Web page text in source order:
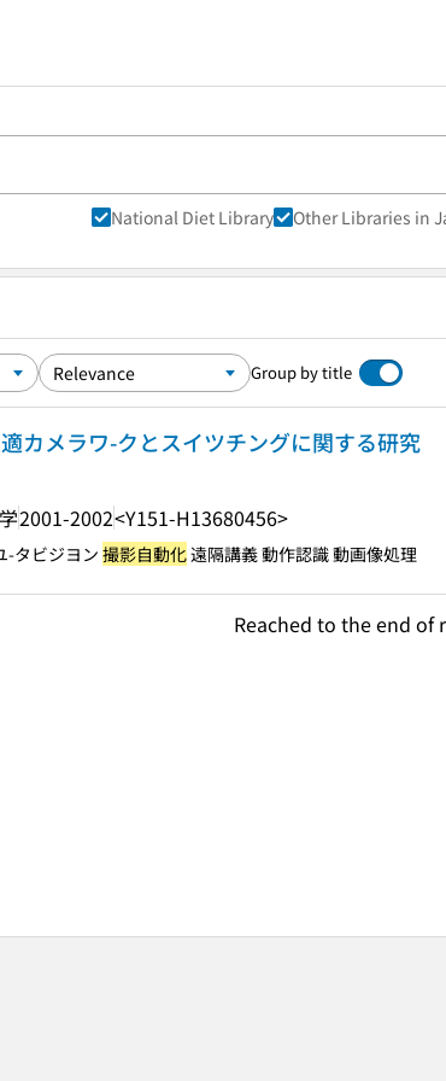
National Diet Library Other Libraries in
Group by title
カメラワ-クとスイツチングに関する研究
2001-2002<Y151-H13680456>
-タビジヨン 撮影自動化遠隔講義 動作認識 動画像処理
Reached to the end of